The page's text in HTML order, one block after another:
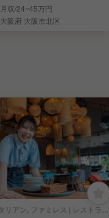
月収/24~45万円
大阪府 大阪市北区
イタリアン, ファミレス | レストランサービス・ホールスタッフ